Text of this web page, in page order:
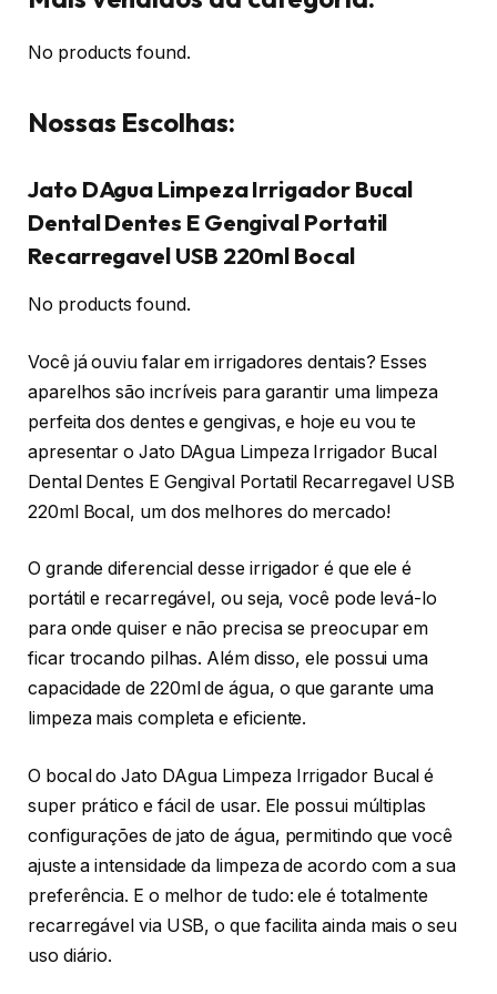
No products found.
Nossas Escolhas:
Jato DAgua Limpeza Irrigador Bucal
Dental Dentes E Gengival Portatil
Recarregavel USB 220ml Bocal
No products found.
Você já ouviu falar em irrigadores dentais? Esses
aparelhos são incríveis para garantir uma limpeza
perfeita dos dentes e gengivas, e hoje eu vou te
apresentar o Jato DAgua Limpeza Irrigador Bucal
Dental Dentes E Gengival Portatil Recarregavel USB
220ml Bocal, um dos melhores do mercado!
O grande diferencial desse irrigador é que ele é
portátil e recarregável, ou seja, você pode levá-lo
para onde quiser e não precisa se preocupar em
ficar trocando pilhas. Além disso, ele possui uma
capacidade de 220ml de água, o que garante uma
limpeza mais completa e eficiente.
O bocal do Jato DAgua Limpeza Irrigador Bucal é
super prático e fácil de usar. Ele possui múltiplas
configurações de jato de água, permitindo que você
ajuste a intensidade da limpeza de acordo com a sua
preferência. E o melhor de tudo: ele é totalmente
recarregável via USB, o que facilita ainda mais o seu
uso diário.